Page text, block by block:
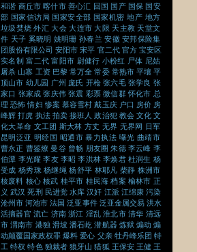
和谐 商丘市 喀什市 善心汇 回国 国产 国保 国安
部 国家信访局 国家安全部 国家机密 地产 地方
垃圾焚烧 外汇 大会 大连市 大限 天主教 天堂文
件 天子 奚晓明 姚明珊 孙春兰 安徽 安邦保险集
团股份有限公司 安阳市 宋平 官二代 官方 宝安区
实名制 富二代 富阳市 尉健行 小粉红 尸体 尼姑
屠杀 山寨 工资 巴黎 常万全 常委 常熟市 平壤 平
顶山市 幼儿园 广州 庞氏 开枪 张六毛 张学良 张
家口 张家成 张庆伟 张震 彩票 微信群 怀化市 总
理 恐怖 情妇 惨案 慕容雪村 戴玉庆 户口 房价 房
峰辉 打虎 执法 拍卖 接班人 政治犯 教会 文化 文
化大革命 文工团 斯大林 方丈 无界 无界网 日军
昆明泛亚 明经国 昭通市 暴力执法 曝光 曲靖市
曹永正 曹鉴燎 曼谷 曾畅 朋友圈 朱德 李云峰 李
伯潭 李光耀 李友 李昭 李洪林 李焕君 杜润生 杨
受成 杨秀珠 杨继绳 杨舒平 林耶凡 柴静 株洲市
核废料 核心 核武 桂平市 桂民海 档案 榆林市 正
义 武汉 死刑 民进党 水库 汉奸 江派 江绵康 污染
沧州市 河池市 法国 泛亚事件 泛亚金属交易 洪水
活摘器官 流亡 济南 浙江 淫乱 淮北市 清华 清远
市 渭南市 港独 滑坡 潘石屹 潜航器 炼狱 煽动 煽
动颠覆国家政权罪 爆料 爱心 父亲 牡丹峰乐团 特
工 特权 特色 独裁者 狼牙山 猎狐 王保安 王健 王